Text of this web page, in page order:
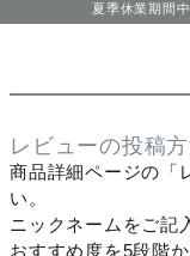
夏季休業期間
レビューの投稿
商品詳細ページの「
い。
ニックネームをご記
おすすめ度を5段階